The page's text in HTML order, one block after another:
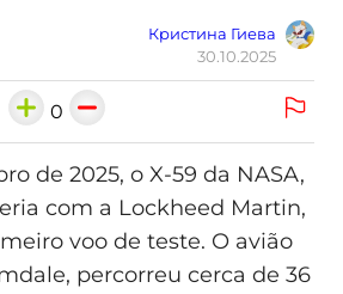
Кристина Гиева
30.10.2025
0
de 2025, o X-59 da NASA,
com a Lockheed Martin,
voo de teste. O avião
percorreu cerca de 36